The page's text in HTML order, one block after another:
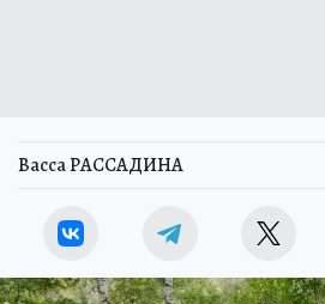
Васса РАССАДИНА